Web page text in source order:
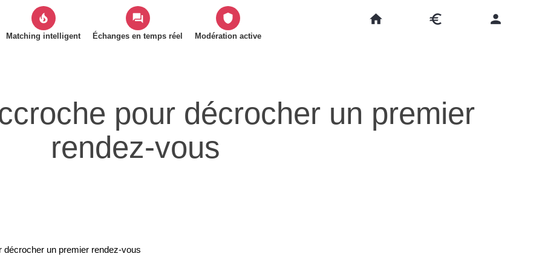
local_fire_department
Matching intelligent
forum
Échanges en temps réel
shield
Modération active
home euro person
pour décrocher un premier
rendez-vous
décrocher un premier rendez-vous